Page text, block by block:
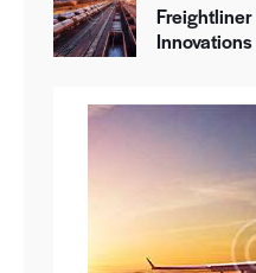
Freightliner
Innovations